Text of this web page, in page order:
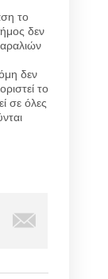
το
δεν
δεν
το
σε όλες